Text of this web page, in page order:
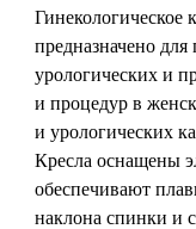
предназначено
урологических и
и процедур в
и урологических
Кресла оснащены
обеспечивают
наклона спинки и